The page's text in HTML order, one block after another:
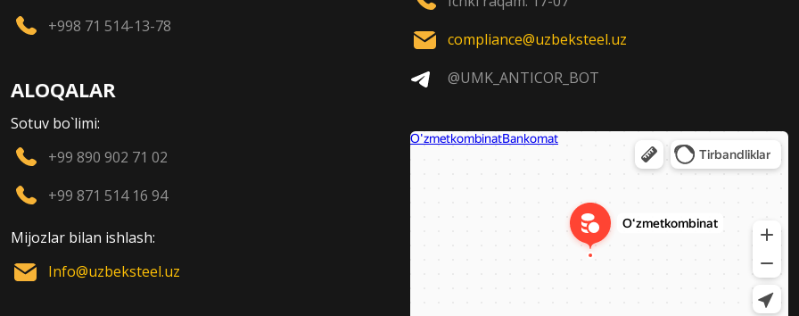
+998 71 514-13-78
ALOQALAR
Sotuv bo`limi:
+99 890 902 71 02
+99 871 514 16 94
Mijozlar bilan ishlash:
Info@uzbeksteel.uz
compliance@uzbeksteel.uz
@UMK_ANTICOR_BOT